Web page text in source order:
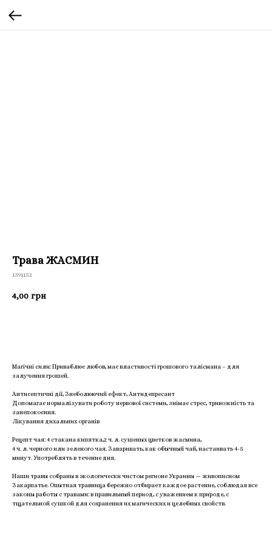
Трава ЖАСМИН
1391152
4,00 грн
Магічні сили: Приваблює любов, має властивості грошового талісмана – для
залучення грошей.
Антисептичні дії, Знеболюючий ефект, Антидепресант
Допомагає нормалізувати роботу нервової системи, знімає стрес, тривожність та
занепокоєння.
Лікування дихальних органів
Рецепт чая: 4 стакана кипятка,2 ч. л. сушеных цветков жасмина,
4 ч. л. черного или зеленого чая. Заваривать, как обычный чай, настаивать 4-5
минут. Употреблять в течение дня.
Наши травы собраны в экологически чистом регионе Украины — живописном
Закарпатье. Опытная травница бережно отбирает каждое растение, соблюдая все
законы работы с травами: в правильный период, с уважением к природе, с
тщательной сушкой для сохранения их магических и целебных свойств.